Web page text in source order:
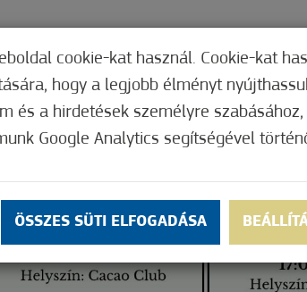
ZÖLD FÓKUSZ
cookie-kat használ. Cookie-kat
hogy a legjobb élményt
és a hirdetések személyre
Google Analytics segítségével
ÖSSZES SÜTI ELFOGADÁSA